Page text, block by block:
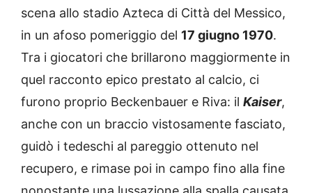
scena allo stadio Azteca di Città del Messico,
in un afoso pomeriggio del 17 giugno 1970.
Tra i giocatori che brillarono maggiormente in
quel racconto epico prestato al calcio, ci
furono proprio Beckenbauer e Riva: il Kaiser,
anche con un braccio vistosamente fasciato,
guidò i tedeschi al pareggio ottenuto nel
recupero, e rimase poi in campo fino alla fine